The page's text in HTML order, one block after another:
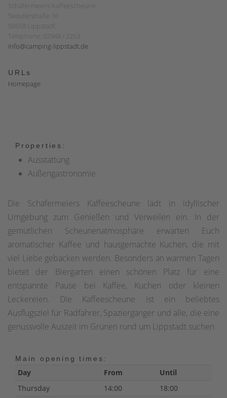
Schäfermeiers Kaffeescheune
Seeuferstraße 16
59558 Lippstadt
Telephone: 02948 / 2253
info@camping-lippstadt.de
URLs
Homepage
Properties:
Ausstattung
Außengastronomie
Die Schäfermeiers Kaffeescheune lädt in idyllischer
Umgebung zum Genießen und Verweilen ein. In der
gemütlichen Scheunenatmosphäre erwarten Euch
aromatischer Kaffee und hausgemachte Kuchen, die mit
viel Liebe gebacken werden. Besonders an warmen Tagen
bietet der Biergarten einen schönen Platz für eine
entspannte Pause bei Kaffee, Kuchen oder kleinen
Leckereien. Die Kaffeescheune ist ein beliebtes
Ausflugsziel für Radfahrer, Spaziergänger und alle, die eine
genussvolle Auszeit im Grünen rund um Lippstadt suchen
Main opening times:
Day From
Until
Thursday
14:00
18:00